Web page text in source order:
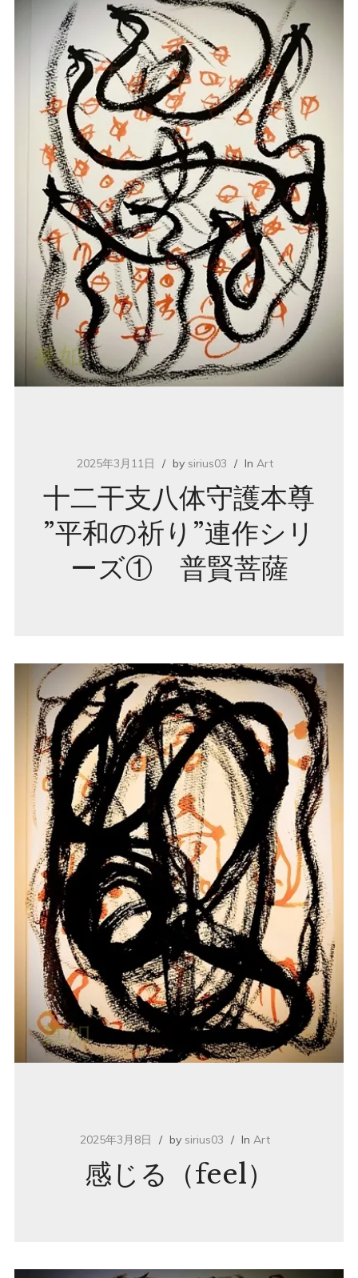
2025年3月11日 by sirius03 In Art
十二干支八体守護本尊
”平和の祈り”連作シリ
ーズ① 普賢菩薩
2025年3月8日 by sirius03 In Art
感じる（feel）